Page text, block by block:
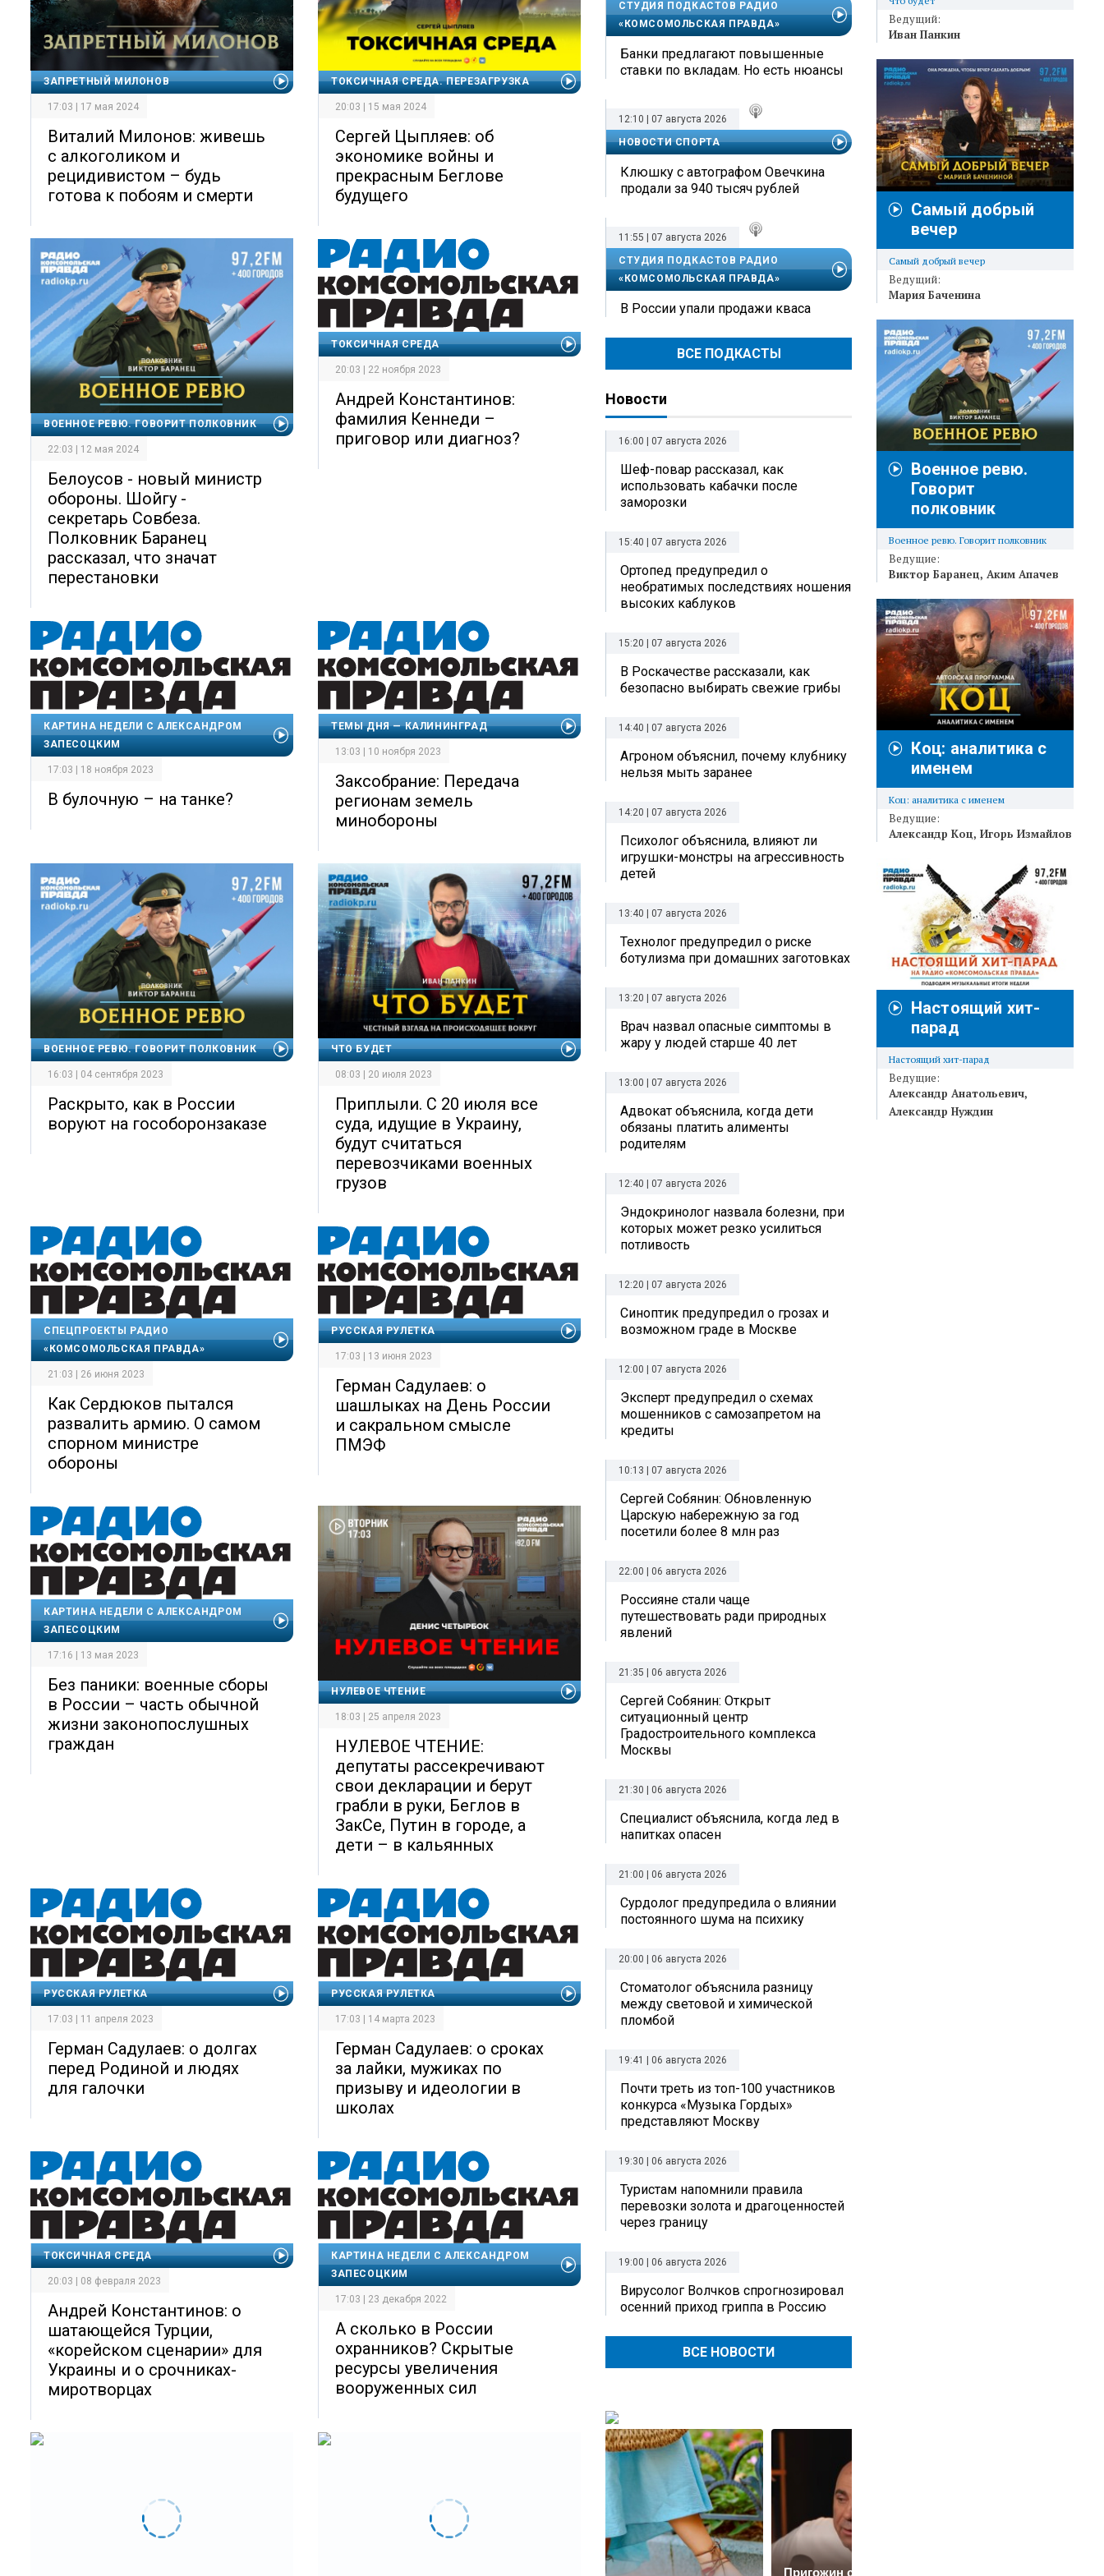
ЗАПРЕТНЫЙ МИЛОНОВ
17:03 | 17 мая 2024
Виталий Милонов: живешь
с алкоголиком и
рецидивистом – будь
готова к побоям и смерти
ТОКСИЧНАЯ СРЕДА. ПЕРЕЗАГРУЗКА
20:03 | 15 мая 2024
Сергей Цыпляев: об
экономике войны и
прекрасным Беглове
будущего
ВОЕННОЕ РЕВЮ. ГОВОРИТ ПОЛКОВНИК
22:03 | 12 мая 2024
Белоусов - новый министр
обороны. Шойгу -
секретарь Совбеза.
Полковник Баранец
рассказал, что значат
перестановки
ТОКСИЧНАЯ СРЕДА
20:03 | 22 ноября 2023
Андрей Константинов:
фамилия Кеннеди –
приговор или диагноз?
КАРТИНА НЕДЕЛИ С АЛЕКСАНДРОМ
ЗАПЕСОЦКИМ
17:03 | 18 ноября 2023
В булочную – на танке?
ТЕМЫ ДНЯ — КАЛИНИНГРАД
13:03 | 10 ноября 2023
Заксобрание: Передача
регионам земель
минобороны
ВОЕННОЕ РЕВЮ. ГОВОРИТ ПОЛКОВНИК
16:03 | 04 сентября 2023
Раскрыто, как в России
воруют на гособоронзаказе
ЧТО БУДЕТ
08:03 | 20 июля 2023
Приплыли. С 20 июля все
суда, идущие в Украину,
будут считаться
перевозчиками военных
грузов
СПЕЦПРОЕКТЫ РАДИО
«КОМСОМОЛЬСКАЯ ПРАВДА»
21:03 | 26 июня 2023
Как Сердюков пытался
развалить армию. О самом
спорном министре
обороны
РУССКАЯ РУЛЕТКА
17:03 | 13 июня 2023
Герман Садулаев: о
шашлыках на День России
и сакральном смысле
ПМЭФ
КАРТИНА НЕДЕЛИ С АЛЕКСАНДРОМ
ЗАПЕСОЦКИМ
17:16 | 13 мая 2023
Без паники: военные сборы
в России – часть обычной
жизни законопослушных
граждан
НУЛЕВОЕ ЧТЕНИЕ
18:03 | 25 апреля 2023
НУЛЕВОЕ ЧТЕНИЕ:
депутаты рассекречивают
свои декларации и берут
грабли в руки, Беглов в
ЗакСе, Путин в городе, а
дети – в кальянных
РУССКАЯ РУЛЕТКА
17:03 | 11 апреля 2023
Герман Садулаев: о долгах
перед Родиной и людях
для галочки
РУССКАЯ РУЛЕТКА
17:03 | 14 марта 2023
Герман Садулаев: о сроках
за лайки, мужиках по
призыву и идеологии в
школах
ТОКСИЧНАЯ СРЕДА
20:03 | 08 февраля 2023
Андрей Константинов: о
шатающейся Турции,
«корейском сценарии» для
Украины и о срочниках-
миротворцах
КАРТИНА НЕДЕЛИ С АЛЕКСАНДРОМ
ЗАПЕСОЦКИМ
17:03 | 23 декабря 2022
А сколько в России
охранников? Скрытые
ресурсы увеличения
вооруженных сил
СТУДИЯ ПОДКАСТОВ РАДИО
«КОМСОМОЛЬСКАЯ ПРАВДА»
Банки предлагают повышенные
ставки по вкладам. Но есть нюансы
12:10 | 07 августа 2026
НОВОСТИ СПОРТА
Клюшку с автографом Овечкина
продали за 940 тысяч рублей
11:55 | 07 августа 2026
СТУДИЯ ПОДКАСТОВ РАДИО
«КОМСОМОЛЬСКАЯ ПРАВДА»
В России упали продажи кваса
ВСЕ ПОДКАСТЫ
Новости
16:00 | 07 августа 2026
Шеф-повар рассказал, как
использовать кабачки после
заморозки
15:40 | 07 августа 2026
Ортопед предупредил о
необратимых последствиях ношения
высоких каблуков
15:20 | 07 августа 2026
В Роскачестве рассказали, как
безопасно выбирать свежие грибы
14:40 | 07 августа 2026
Агроном объяснил, почему клубнику
нельзя мыть заранее
14:20 | 07 августа 2026
Психолог объяснила, влияют ли
игрушки-монстры на агрессивность
детей
13:40 | 07 августа 2026
Технолог предупредил о риске
ботулизма при домашних заготовках
13:20 | 07 августа 2026
Врач назвал опасные симптомы в
жару у людей старше 40 лет
13:00 | 07 августа 2026
Адвокат объяснила, когда дети
обязаны платить алименты
родителям
12:40 | 07 августа 2026
Эндокринолог назвала болезни, при
которых может резко усилиться
потливость
12:20 | 07 августа 2026
Синоптик предупредил о грозах и
возможном граде в Москве
12:00 | 07 августа 2026
Эксперт предупредил о схемах
мошенников с самозапретом на
кредиты
10:13 | 07 августа 2026
Сергей Собянин: Обновленную
Царскую набережную за год
посетили более 8 млн раз
22:00 | 06 августа 2026
Россияне стали чаще
путешествовать ради природных
явлений
21:35 | 06 августа 2026
Сергей Собянин: Открыт
ситуационный центр
Градостроительного комплекса
Москвы
21:30 | 06 августа 2026
Специалист объяснила, когда лед в
напитках опасен
21:00 | 06 августа 2026
Сурдолог предупредила о влиянии
постоянного шума на психику
20:00 | 06 августа 2026
Стоматолог объяснила разницу
между световой и химической
пломбой
19:41 | 06 августа 2026
Почти треть из топ-100 участников
конкурса «Музыка Гордых»
представляют Москву
19:30 | 06 августа 2026
Туристам напомнили правила
перевозки золота и драгоценностей
через границу
19:00 | 06 августа 2026
Вирусолог Волчков спрогнозировал
осенний приход гриппа в Россию
ВСЕ НОВОСТИ
Пригожин сделал
Ведущий:
Иван Панкин
Самый добрый
вечер
Самый добрый вечер
Ведущий:
Мария Баченина
Военное ревю.
Говорит
полковник
Военное ревю. Говорит полковник
Ведущие:
Виктор Баранец Аким Апачев
Коц: аналитика с
именем
Коц: аналитика с именем
Ведущие:
Александр Коц Игорь Измайлов
Настоящий хит-
парад
Настоящий хит-парад
Ведущие:
Александр Анатольевич
Александр Нуждин